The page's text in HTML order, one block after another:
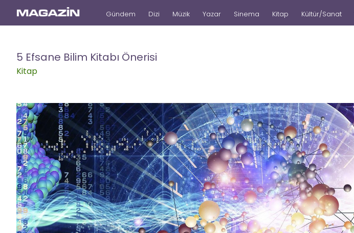
Gündem Dizi Müzik Yazar Sinema Kitap Kültür/Sanat
5 Efsane Bilim Kitabı Önerisi
Kitap